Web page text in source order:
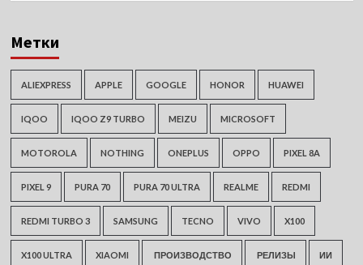
Метки
ALIEXPRESS APPLE GOOGLE HONOR HUAWEI
IQOO IQOO Z9 TURBO MEIZU MICROSOFT
MOTOROLA NOTHING ONEPLUS OPPO PIXEL 8A
PIXEL 9 PURA 70 PURA 70 ULTRA REALME REDMI
REDMI TURBO 3 SAMSUNG TECNO VIVO X100
X100 ULTRA XIAOMI ПРОИЗВОДСТВО РЕЛИЗЫ ИИ